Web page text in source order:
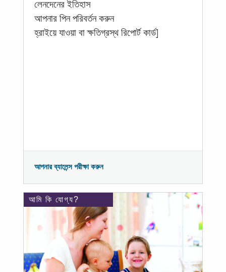
লেনদেনের ইতিহাস
আপনার পিন পরিবর্তন করুন
হ্রাইয়ে যাওয়া বা ক্ষতিগ্রস্থ রিপোর্ট কার্ড]
আপনার ব্যালেন্স পরীক্ষা করুন
আমি কি যোগ্য?